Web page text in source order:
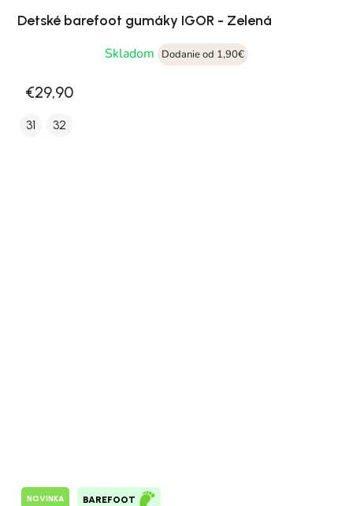
Detské barefoot gumáky IGOR - Zelená
Skladom
Dodanie od 1,90€
€29,90
31 32
NOVINKA BAREFOOT